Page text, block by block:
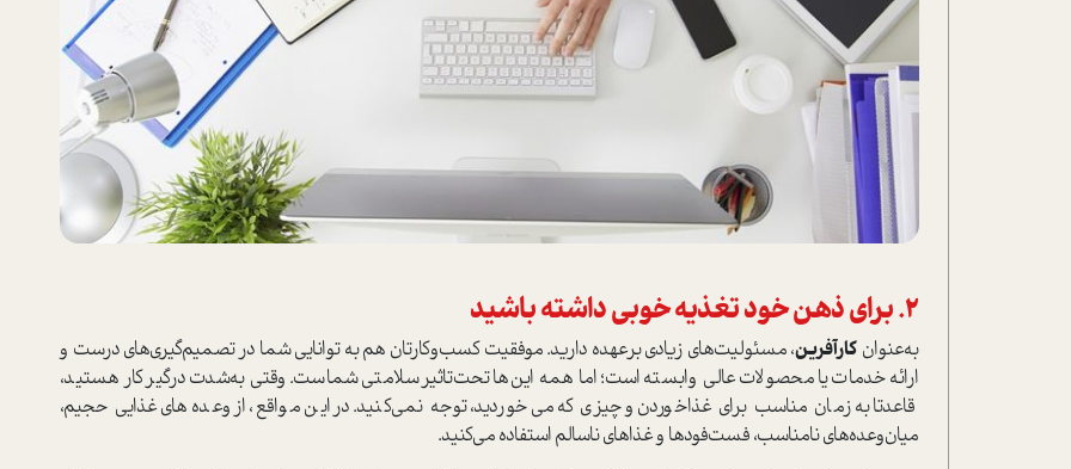
2. برای ذهن خود تغذیه خوبی داشته باشید
به‌عنوان کارآفرین، مسئولیت‌های زیادی برعهده دارید. موفقیت کسب‌و‌کارتان هم به توانایی شما در تصمیم‌گیری‌های درست و
ارائه خدمات یا محصولات عالی وابسته ا‌ست؛ اما همه این‌ها تحت‌تاثیر سلامتی شما‌ست. وقتی به‌شدت درگیر کار هستید،
قاعدتا به زمان مناسب برای غذا‌خوردن و چیزی که می‌خوردید، توجه نمی‌کنید. در این مواقع، از وعده‌های غذایی حجیم،
میان‌وعده‌های نامناسب، فست‌فودها و غذاهای ناسالم ا‌ستفاده می‌کنید.